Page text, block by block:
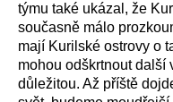
týmu také ukázal, že
současně málo
mají Kurilské ostrovy o
mohou odškrtnout další
důležitou. Až příště